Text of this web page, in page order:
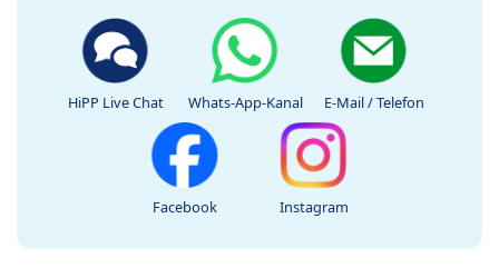
HiPP Live Chat Whats-App-Kanal E-Mail / Telefon
Facebook Instagram